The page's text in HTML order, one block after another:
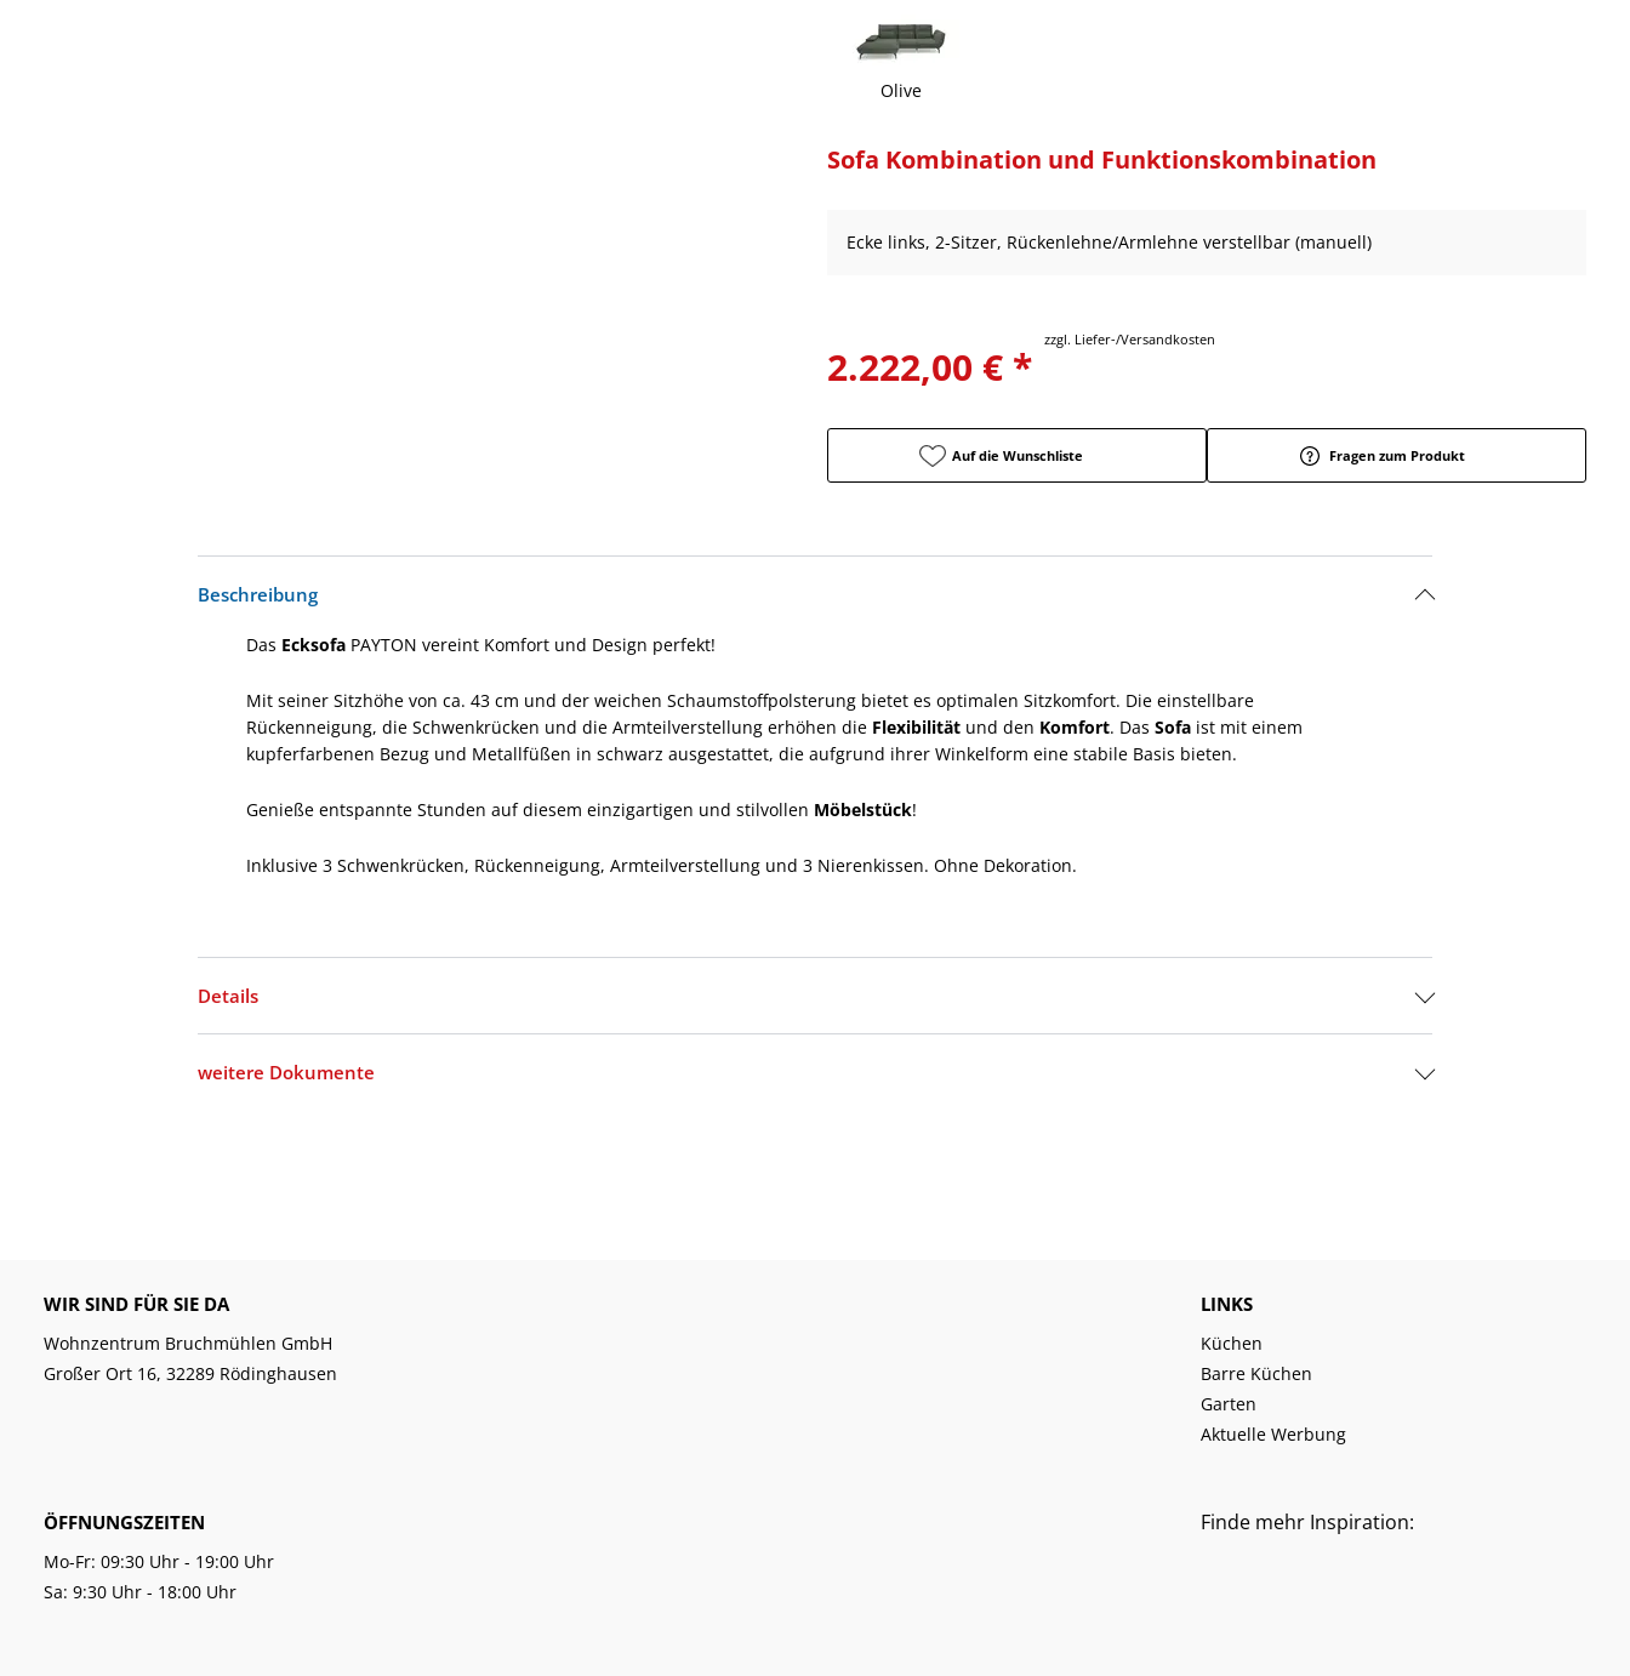
Olive
Sofa Kombination und Funktionskombination
Ecke links, 2-Sitzer, Rückenlehne/Armlehne verstellbar (manuell)
2.222,00 € *
zzgl. Liefer-/Versandkosten
Auf die Wunschliste Fragen zum Produkt
Beschreibung
Das Ecksofa PAYTON vereint Komfort und Design perfekt!
Mit seiner Sitzhöhe von ca. 43 cm und der weichen Schaumstoffpolsterung bietet es optimalen Sitzkomfort. Die einstellbare
Rückenneigung, die Schwenkrücken und die Armteilverstellung erhöhen die Flexibilität und den Komfort. DasSofa ist mit einem
kupferfarbenen Bezug und Metallfüßen in schwarz ausgestattet, die aufgrund ihrer Winkelform eine stabile Basis bieten.
Genieße entspannte Stunden auf diesem einzigartigen und stilvollen Möbelstück!
Inklusive 3 Schwenkrücken, Rückenneigung, Armteilverstellung und 3 Nierenkissen. Ohne Dekoration.
Details
weitere Dokumente
WIR SIND FÜR SIE DA
Wohnzentrum Bruchmühlen GmbH
Großer Ort 16, 32289 Rödinghausen
LINKS
Küchen
Barre Küchen
Garten
Aktuelle Werbung
ÖFFNUNGSZEITEN
Mo-Fr: 09:30 Uhr - 19:00 Uhr
Sa: 9:30 Uhr - 18:00 Uhr
Finde mehr Inspiration: